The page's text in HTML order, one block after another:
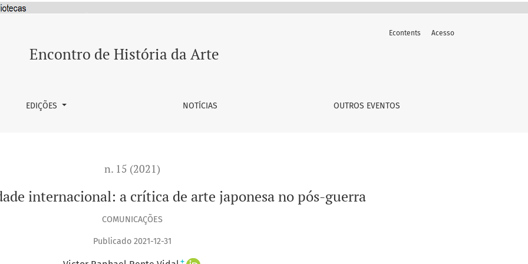
arte japonesa no pós-guerra
Encontro de História da Arte
EDIÇÕES NOTÍCIAS OUTROS EVENTOS
Econtents Acesso
n. 15 (2021)
internacional: a crítica de arte japonesa no pós-guerra
COMUNICAÇÕES
Publicado 2021-12-31
+